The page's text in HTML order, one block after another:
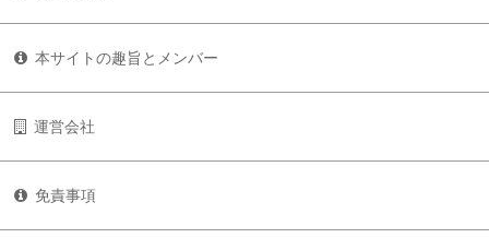
本サイトの趣旨とメンバー
運営会社
免責事項